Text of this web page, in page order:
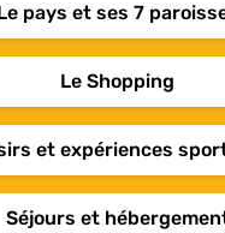
pays et ses 7
Le Shopping
et expériences
Séjours et